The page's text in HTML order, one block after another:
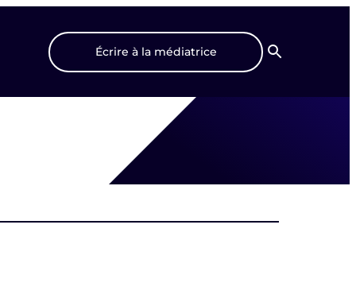
Écrire à la médiatrice
Recherche